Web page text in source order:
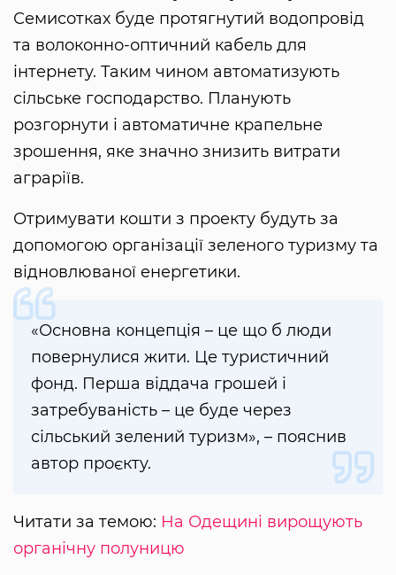
Семисотках буде протягнутий водопровід
та волоконно-оптичний кабель для
інтернету. Таким чином автоматизують
сільське господарство. Планують
розгорнути і автоматичне крапельне
зрошення, яке значно знизить витрати
аграріїв.
Отримувати кошти з проекту будуть за
допомогою організації зеленого туризму та
відновлюваної енергетики.
«Основна концепція – це що б люди
повернулися жити. Це туристичний
фонд. Перша віддача грошей і
затребуваність – це буде через
сільський зелений туризм», – пояснив
автор проєкту.
Читати за темою: На Одещині вирощують
органічну полуницю